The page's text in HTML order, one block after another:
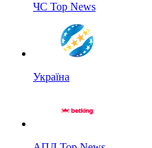
ЧС Top News
Україна